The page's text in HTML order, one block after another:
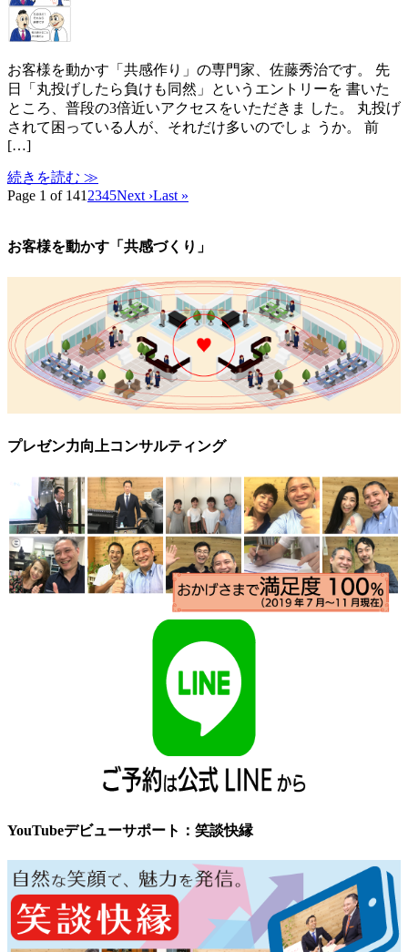
お客様を動かす「共感作り」の専門家、佐藤秀治です。 先
日「丸投げしたら負けも同然」というエントリーを 書いた
ところ、普段の3倍近いアクセスをいただきま した。 丸投げ
されて困っている人が、それだけ多いのでしょ うか。 前
[…]
続きを読む ≫
Page 1 of 141 2345Next ›Last »
お客様を動かす「共感づくり」
プレゼン力向上コンサルティング
YouTubeデビューサポート：笑談快縁